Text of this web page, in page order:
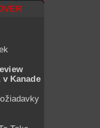
v Kanade